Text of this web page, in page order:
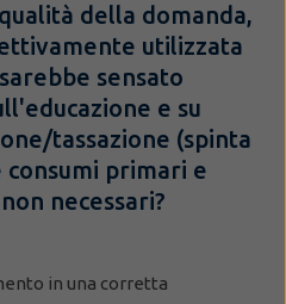
della domanda,
utilizzata
sensato
e su
tassazione (spinta
primari e
necessari?
in una corretta